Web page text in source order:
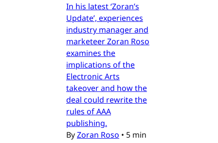
In his latest ‘Zoran’s
Update’, experiences
industry manager and
marketeer Zoran Roso
examines the
implications of the
Electronic Arts
takeover and how the
deal could rewrite the
rules of AAA
publishing.
ByZoran Roso • 5 min